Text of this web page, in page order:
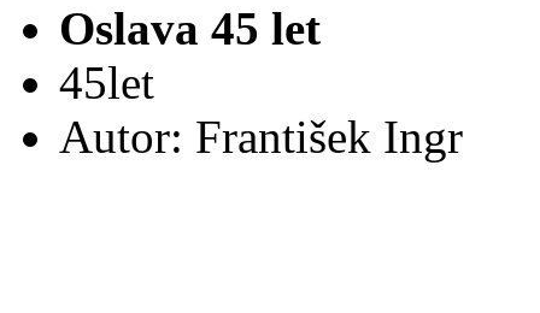
Oslava 45 let
45let
Autor: František Ingr